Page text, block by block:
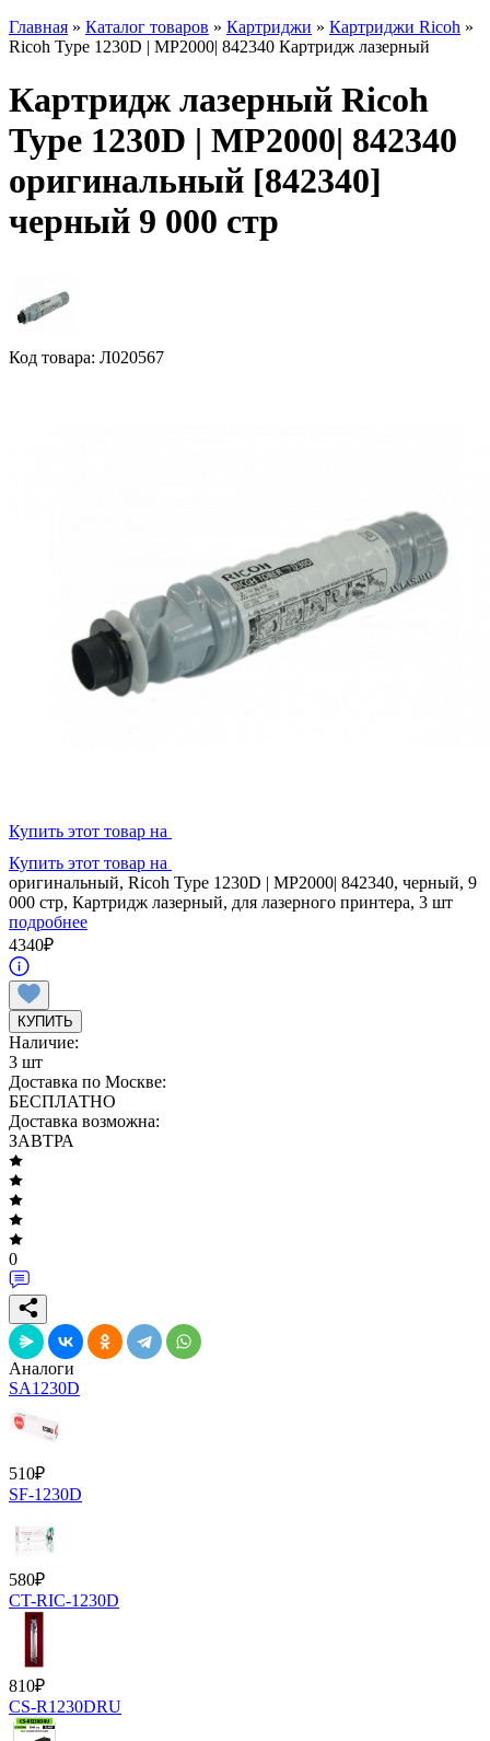
Главная » Каталог товаров » Картриджи » Картриджи Ricoh »
Ricoh Type 1230D | MP2000| 842340 Картридж лазерный
Картридж лазерный Ricoh
Type 1230D | MP2000| 842340
оригинальный [842340]
черный 9 000 стр
Код товара: Л020567
Купить этот товар на
Купить этот товар на
оригинальный, Ricoh Type 1230D | MP2000| 842340, черный, 9
000 стр, Картридж лазерный, для лазерного принтера, 3 шт
подробнее
4340₽
КУПИТЬ
Наличие:
3 шт
Доставка по Москве:
БЕСПЛАТНО
Доставка возможна:
ЗАВТРА
0
Аналоги
SA1230D
510₽
SF-1230D
580₽
CT-RIC-1230D
810₽
CS-R1230DRU